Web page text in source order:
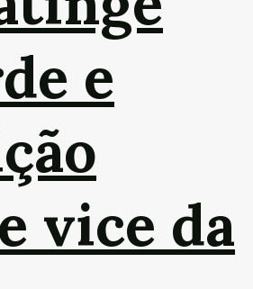
e
vice da